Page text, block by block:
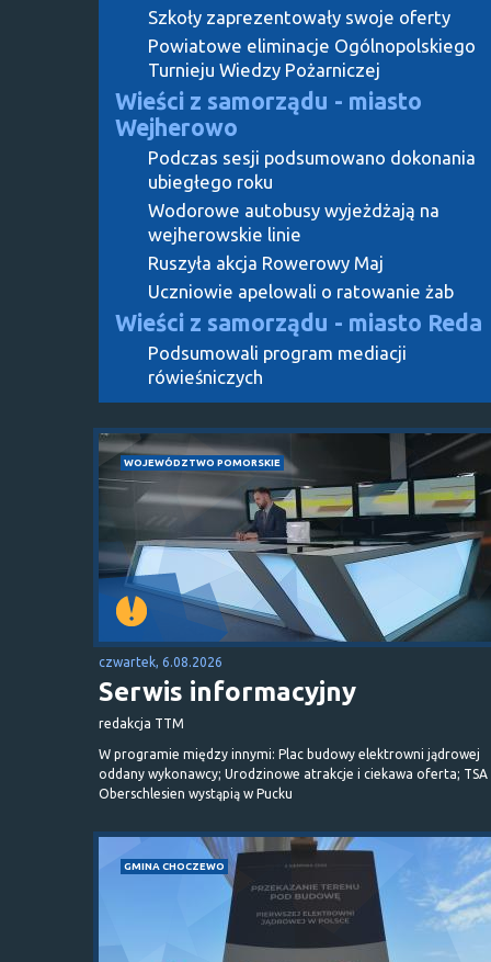
Szkoły zaprezentowały swoje oferty
Powiatowe eliminacje Ogólnopolskiego
Turnieju Wiedzy Pożarniczej
Wieści z samorządu - miasto
Wejherowo
Podczas sesji podsumowano dokonania
ubiegłego roku
Wodorowe autobusy wyjeżdżają na
wejherowskie linie
Ruszyła akcja Rowerowy Maj
Uczniowie apelowali o ratowanie żab
Wieści z samorządu - miasto Reda
Podsumowali program mediacji
rówieśniczych
WOJEWÓDZTWO POMORSKIE
czwartek, 6.08.2026
Serwis informacyjny
redakcja TTM
W programie między innymi: Plac budowy elektrowni jądrowej
oddany wykonawcy; Urodzinowe atrakcje i ciekawa oferta; TSA
Oberschlesien wystąpią w Pucku
GMINA CHOCZEWO